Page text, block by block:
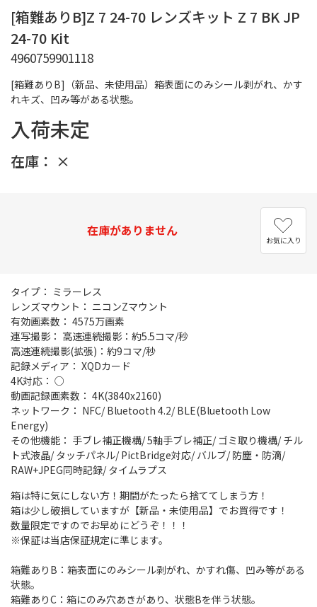
[箱難ありB]（新品、未使用品）箱表面にのみシール剥がれ、かす
れキズ、凹み等がある状態。
[箱難ありB]Z 7 24-70 レンズキット Z 7 BK JP
24-70 Kit
4960759901118
入荷未定
在庫： ×
在庫がありません
お気に入り
タイプ： ミラーレス
レンズマウント： ニコンZマウント
有効画素数： 4575万画素
連写撮影： 高速連続撮影：約5.5コマ/秒
高速連続撮影(拡張)：約9コマ/秒
記録メディア： XQDカード
4K対応： ○
動画記録画素数： 4K(3840x2160)
ネットワーク： NFC/ Bluetooth 4.2/ BLE(Bluetooth Low
Energy)
その他機能： 手ブレ補正機構/ 5軸手ブレ補正/ ゴミ取り機構/ チル
ト式液晶/ タッチパネル/ PictBridge対応/ バルブ/ 防塵・防滴/
RAW+JPEG同時記録/ タイムラプス
箱は特に気にしない方！期間がたったら捨ててしまう方！
箱は少し破損していますが【新品・未使用品】でお買得です！
数量限定ですのでお早めにどうぞ！！！
※保証は当店保証規定に準じます。
箱難ありB：箱表面にのみシール剥がれ、かすれ傷、凹み等がある
状態。
箱難ありC：箱にのみ穴あきがあり、状態Bを伴う状態。